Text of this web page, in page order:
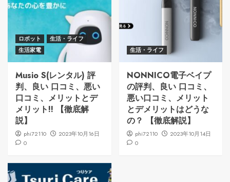
ロボット
生活・ライフ
生活家電
Musio S(レンタル) 評
判、良い 口コミ、悪い
口コミ、メリットとデ
メリット!! 【徹底解
説】
phi72110
2023年10月16日
0
生活・ライフ
NONNICO電子ベイプ
の評判、良い 口コミ、
悪い口コミ、メリット
とデメリットはどうな
の？ 【徹底解説】
phi72110
2023年10月14日
0